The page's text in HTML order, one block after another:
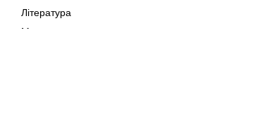
Література
Музика